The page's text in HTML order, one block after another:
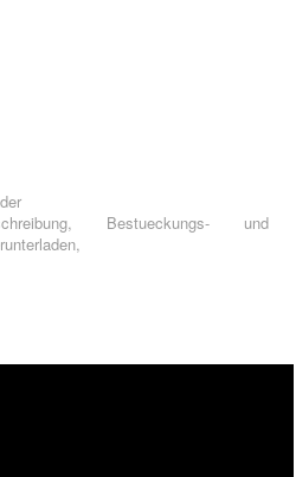
Bestueckungs- und